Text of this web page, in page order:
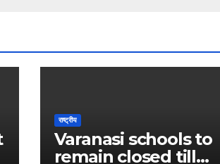
राष्ट्रीय
Varanasi schools to
remain closed till